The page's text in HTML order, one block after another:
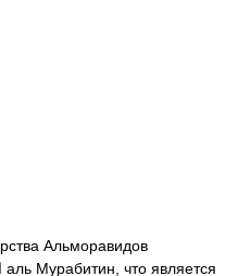
Альморавидов